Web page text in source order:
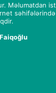
Məlumatdan